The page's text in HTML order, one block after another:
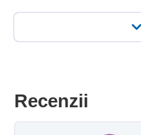
Recenzii